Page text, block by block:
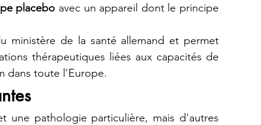
placebo avec un appareil dont le principe
ministère de la santé allemand et permet
thérapeutiques liées aux capacités de
dans toute l'Europe.
une pathologie particulière, mais d'autres